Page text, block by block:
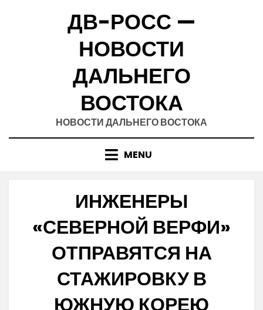
ДВ-РОСС —
НОВОСТИ
ДАЛЬНЕГО
ВОСТОКА
НОВОСТИ ДАЛЬНЕГО ВОСТОКА
MENU
ИНЖЕНЕРЫ
«СЕВЕРНОЙ ВЕРФИ»
ОТПРАВЯТСЯ НА
СТАЖИРОВКУ В
ЮЖНУЮ КОРЕЮ